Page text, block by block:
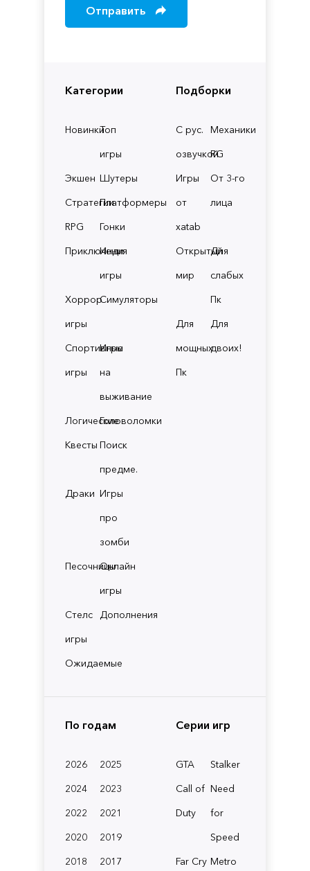
Категории
НовинкиТоп
игры
Экшен Шутеры
СтратегииПлатформеры
RPG
Гонки
Приключения
Инди
игры
Хоррор
игры
Симуляторы
Спортивные
игры
Игры
на
выживание
ЛогическиеГоловоломки
Квесты Поиск
предме.
Драки Игры
про
зомби
ПесочницыОнлайн
игры
Стелс
игры
Дополнения
Ожидаемые
Подборки
С рус.
озвучкой
Механики
RG
Игры
от
xatab
От 3-го
лица
Открытый
мир
Для
слабых
Пк
Для
мощных
Пк
Для
двоих!
По годам
2026
2025
2024
2023
2022
2021
2020
2019
2018
2017
Серии игр
GTA
Stalker
Call of
Duty
Need
for
Speed
Far Cry Metro
Отправить